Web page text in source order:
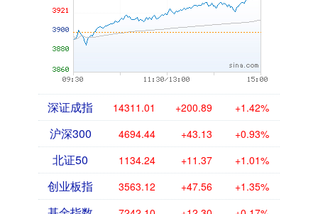
深证成指 14311.01 +200.89 +1.42%
沪深300 4694.44 +43.13 +0.93%
北证50 1134.24 +11.37 +1.01%
创业板指 3563.12 +47.56 +1.35%